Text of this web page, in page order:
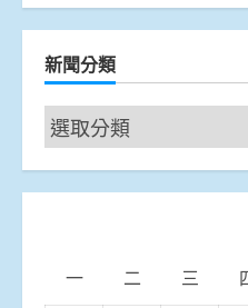
新聞分類
新
聞
分
一 二 三